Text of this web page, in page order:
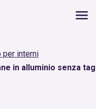
per interni
in alluminio senza